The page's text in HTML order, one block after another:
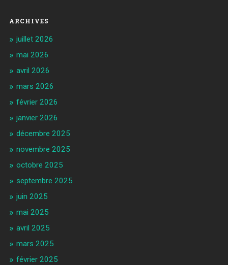
ARCHIVES
juillet 2026
mai 2026
avril 2026
mars 2026
février 2026
janvier 2026
décembre 2025
novembre 2025
octobre 2025
septembre 2025
juin 2025
mai 2025
avril 2025
mars 2025
février 2025